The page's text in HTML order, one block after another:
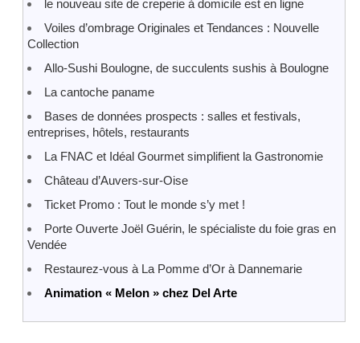
le nouveau site de creperie à domicile est en ligne
Voiles d’ombrage Originales et Tendances : Nouvelle
Collection
Allo-Sushi Boulogne, de succulents sushis à Boulogne
La cantoche paname
Bases de données prospects : salles et festivals,
entreprises, hôtels, restaurants
La FNAC et Idéal Gourmet simplifient la Gastronomie
Château d’Auvers-sur-Oise
Ticket Promo : Tout le monde s’y met !
Porte Ouverte Joël Guérin, le spécialiste du foie gras en
Vendée
Restaurez-vous à La Pomme d’Or à Dannemarie
Animation « Melon » chez Del Arte